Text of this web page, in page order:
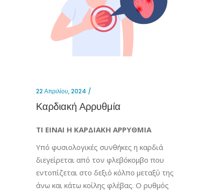
22 Απριλίου, 2024
Καρδιακή Αρρυθμία
ΤΙ ΕΙΝΑΙ Η ΚΑΡΔΙΑΚΗ ΑΡΡΥΘΜΙΑ
Υπό φυσιολογικές συνθήκες η καρδιά
διεγείρεται από τον φλεβόκομβο που
εντοπίζεται στο δεξιό κόλπο μεταξύ της
άνω και κάτω κοίλης φλέβας. Ο ρυθμός